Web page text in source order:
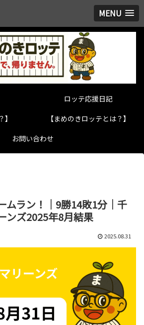
MENU
ロッテ応援日記
【まめのきロッテとは？】
お問い合わせ
ムラン！｜9勝14敗1分｜千
ンズ2025年8月結果
2025.08.31